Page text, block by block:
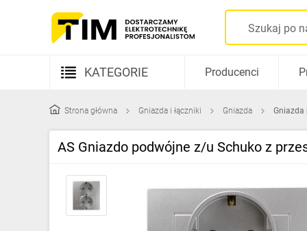
KATEGORIE
Kable i przewody
Rozdzielnice i obudowy
Elementy prowadzenia kabli
Fotowoltaika
Producenci
Strona główna Gniazda i łączniki Gniazda Gniazda
AS Gniazdo podwójne z/u Schuko z